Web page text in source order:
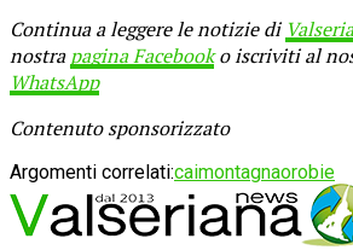
Continua a leggere le notizie di
nostrapagina Facebooko iscriviti al
WhatsApp
Contenuto sponsorizzato
Argomenti correlati:caimontagnaorobie